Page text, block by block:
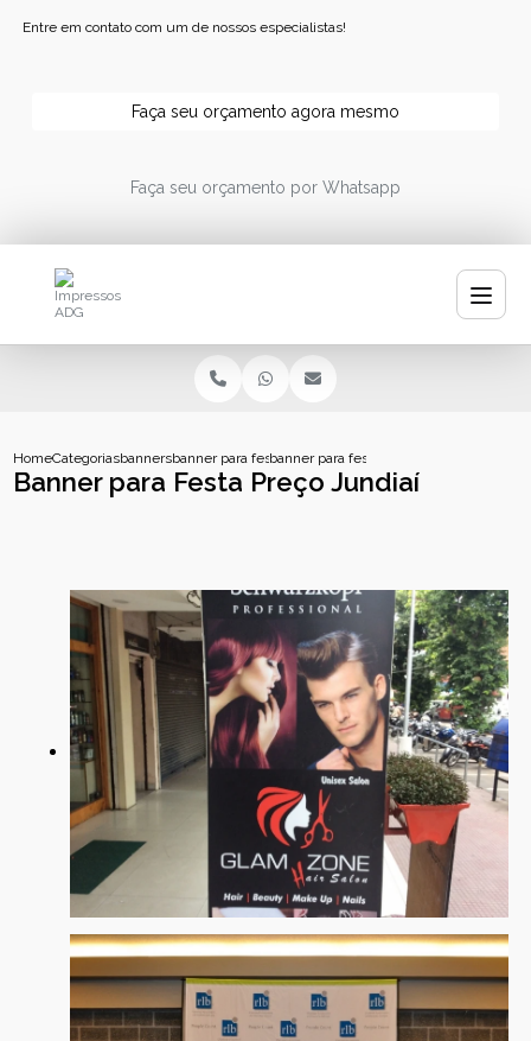
Entre em contato com um de nossos especialistas!
Faça seu orçamento agora mesmo
Faça seu orçamento por Whatsapp
HomeCategoriasbannersbanner para festabanner para festa preco jundiai
Banner para Festa Preço Jundiaí